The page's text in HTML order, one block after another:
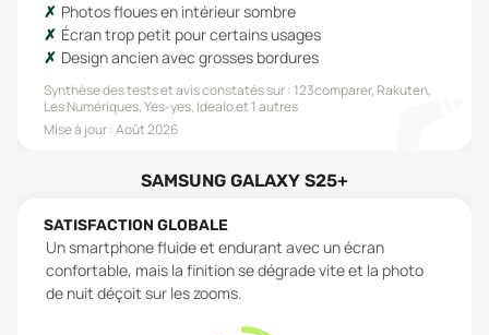
Photos floues en intérieur sombre
Écran trop petit pour certains usages
Design ancien avec grosses bordures
Synthèse des tests et avis constatés sur : 123comparer, Rakuten,
Les Numériques, Yes-yes, Idealoet 1 autres
Mise à jour :Août 2026
SAMSUNG GALAXY S25+
SATISFACTION GLOBALE
Un smartphone fluide et endurant avec un écran
confortable, mais la finition se dégrade vite et la photo
de nuit déçoit sur les zooms.